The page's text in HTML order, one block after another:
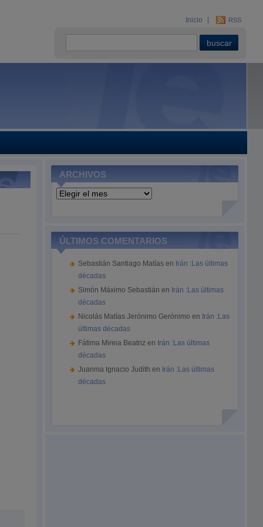
Inicio RSS
ARCHIVOS
Archivos
ÚLTIMOS COMENTARIOS
Sebastián Santiago Matías en Irán :Las últimas
décadas
Simón Máximo Sebastián en Irán :Las últimas
décadas
Nicolás Matías Jerónimo Gerónimo en Irán :Las
últimas décadas
Fátima Mireia Beatriz en Irán :Las últimas
décadas
Juanma Ignacio Judith en Irán :Las últimas
décadas